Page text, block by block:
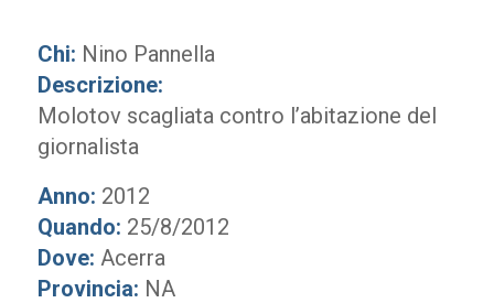
Chi: Nino Pannella
Descrizione:
Molotov scagliata contro l’abitazione del
giornalista
Anno: 2012
Quando: 25/8/2012
Dove: Acerra
Provincia: NA